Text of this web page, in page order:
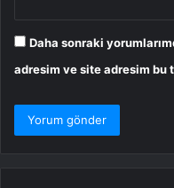
Daha sonraki
adresim ve site adresim bu